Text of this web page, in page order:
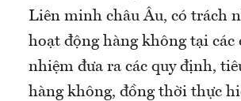
Liên minh châu Âu, có trách
hoạt động hàng không tại các
nhiệm đưa ra các quy định,
hàng không, đồng thời thực